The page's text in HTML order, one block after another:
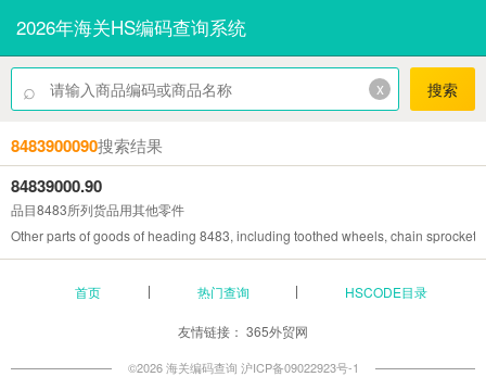
2026年海关HS编码查询系统
⌕ x 搜索
8483900090搜索结果
84839000.90
品目8483所列货品用其他零件
Other parts of goods of heading 8483, including toothed wheels, chain
首页 热门查询 HSCODE目录
友情链接： 365外贸网
©2026 海关编码查询 沪ICP备09022923号-1